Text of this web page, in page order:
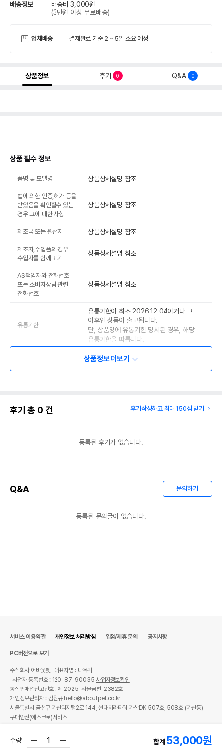
배송정보
배송비 3,000원
(3만원 이상 무료배송)
업체배송 결제완료 기준 2 ~ 5일 소요 예정
상품정보 후기 0 Q&A 0
상품 필수 정보
품명 및 모델명 상품상세설명 참조
법에 의한 인증,허가 등을
받았음을 확인할수 있는
경우 그에 대한 사항
상품상세설명 참조
제조국 또는 원산지 상품상세설명 참조
제조자,수입품의 경우
수입자를 함께 표기
상품상세설명 참조
AS책임자와 전화번호
또는 소비자상담 관련
전화번호
상품상세설명 참조
유통기한
유통기한이 최소 2026.12.04이거나 그
이후인 상품이 출고됩니다.
단, 상품명에 유통기한 명시된 경우, 해당
유통기한을 따릅니다.
상품정보 더보기
후기 총 0 건 후기작성하고 최대 150점 받기
등록된 후기가 없습니다.
Q&A 문의하기
등록된 문의글이 없습니다.
수량 합계 53,000원
서비스 이용약관 개인정보 처리방침 입점/제휴 문의 공지사항
PC버전으로 보기
주식회사 어바웃펫
대표자명 : 나옥귀
사업자 등록번호 : 120-87-90035사업자정보확인
통신판매업신고번호 : 제 2025-서울금천-2382호
개인정보관리자 : 김원규 hello@aboutpet.co.kr
서울특별시 금천구 가산디지털2로 144, 현대테라타워 가산DK 507호, 508호 (가산동)
구매안전(에스크로)서비스